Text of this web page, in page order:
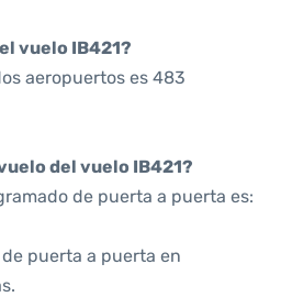
vuelo IB421?
aeropuertos es 483
del vuelo IB421?
de puerta a puerta es:
puerta a puerta en